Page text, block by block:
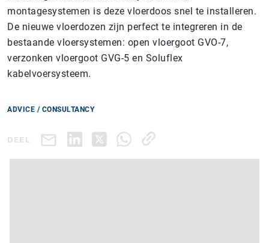
montagesystemen is deze vloerdoos snel te installeren.
De nieuwe vloerdozen zijn perfect te integreren in de
bestaande vloersystemen: open vloergoot GVO-7,
verzonken vloergoot GVG-5 en Soluflex
kabelvoersysteem.
ADVICE / CONSULTANCY
DEEL